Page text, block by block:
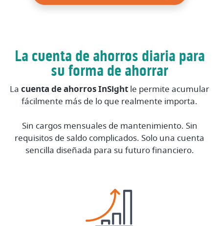
La cuenta de ahorros diaria para
su forma de ahorrar
La cuenta de ahorros InSight le permite acumular
fácilmente más de lo que realmente importa.
Sin cargos mensuales de mantenimiento. Sin
requisitos de saldo complicados. Solo una cuenta
sencilla diseñada para su futuro financiero.